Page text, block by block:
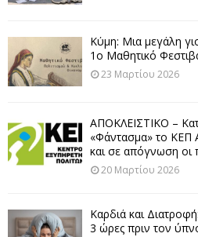
Κύμη: Μια μεγάλη
1ο Μαθητικό
23 Μαρτίου 2026
ΑΠΟΚΛΕΙΣΤΙΚΟ –
«Φάντασμα» το ΚΕΠ
και σε απόγνωση οι
20 Μαρτίου 2026
Καρδιά και
3 ώρες πριν τον